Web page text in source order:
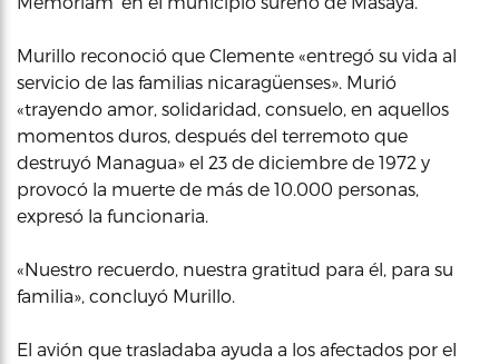
Murillo reconoció que Clemente «entregó su vida al
servicio de las familias nicaragüenses». Murió
«trayendo amor, solidaridad, consuelo, en aquellos
momentos duros, después del terremoto que
destruyó Managua» el 23 de diciembre de 1972 y
provocó la muerte de más de 10.000 personas,
expresó la funcionaria.
«Nuestro recuerdo, nuestra gratitud para él, para su
familia», concluyó Murillo.
El avión que trasladaba ayuda a los afectados por el